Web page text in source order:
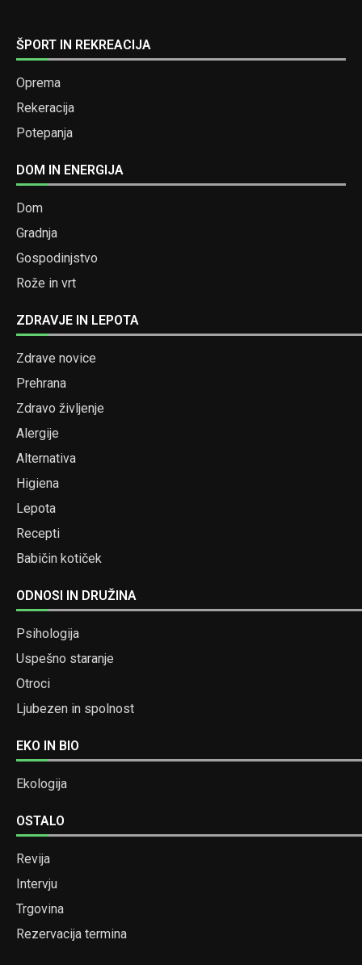
ŠPORT IN REKREACIJA
Oprema
Rekeracija
Potepanja
DOM IN ENERGIJA
Dom
Gradnja
Gospodinjstvo
Rože in vrt
ZDRAVJE IN LEPOTA
Zdrave novice
Prehrana
Zdravo življenje
Alergije
Alternativa
Higiena
Lepota
Recepti
Babičin kotiček
ODNOSI IN DRUŽINA
Psihologija
Uspešno staranje
Otroci
Ljubezen in spolnost
EKO IN BIO
Ekologija
OSTALO
Revija
Intervju
Trgovina
Rezervacija termina